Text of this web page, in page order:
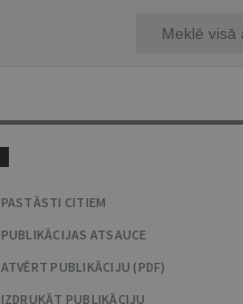
PASTĀSTI CITIEM
PUBLIKĀCIJAS ATSAUCE
ATVĒRT PUBLIKĀCIJU (PDF)
IZDRUKĀT PUBLIKĀCIJU